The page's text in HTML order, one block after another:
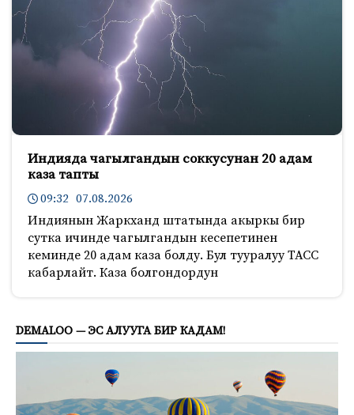
Индияда чагылгандын соккусунан 20 адам
каза тапты
09:32 07.08.2026
Индиянын Жаркханд штатында акыркы бир
сутка ичинде чагылгандын кесепетинен
кеминде 20 адам каза болду. Бул тууралуу ТАСС
кабарлайт. Каза болгондордун
DEMALOO — ЭС АЛУУГА БИР КАДАМ!